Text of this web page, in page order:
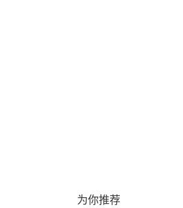
为你推荐